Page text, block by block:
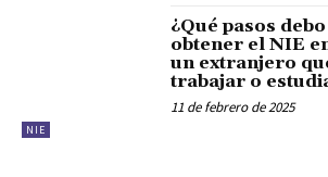
NIE
¿Qué pasos
obtener el NIE
un extranjero
trabajar o
11 de febrero de 2025